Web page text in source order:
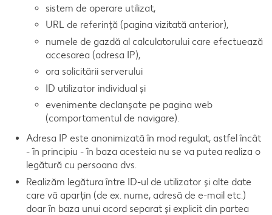
sistem de operare utilizat,
URL de referință (pagina vizitată anterior),
numele de gazdă al calculatorului care efectuează
accesarea (adresa IP),
ora solicitării serverului
ID utilizator individual și
evenimente declanșate pe pagina web
(comportamentul de navigare).
Adresa IP este anonimizată în mod regulat, astfel încât
- în principiu - în baza acesteia nu se va putea realiza o
legătură cu persoana dvs.
Realizăm legătura între ID-ul de utilizator și alte date
care vă aparțin (de ex. nume, adresă de e-mail etc.)
doar în baza unui acord separat și explicit din partea